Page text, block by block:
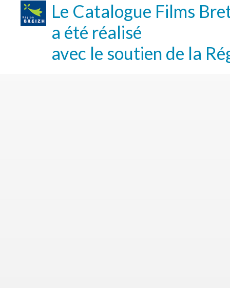
Le Catalogue Films
a été réalisé
avec le soutien de la